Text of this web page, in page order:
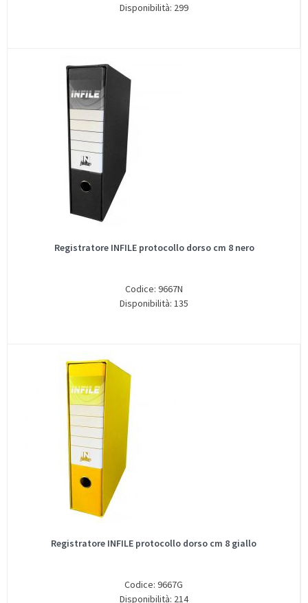
Disponibilità: 299
Registratore INFILE protocollo dorso cm 8 nero
Codice: 9667N
Disponibilità: 135
Registratore INFILE protocollo dorso cm 8 giallo
Codice: 9667G
Disponibilità: 214